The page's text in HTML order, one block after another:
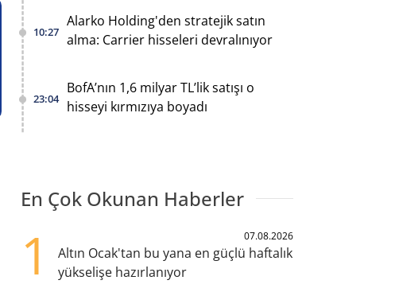
10:27
Alarko Holding'den stratejik satın
alma: Carrier hisseleri devralınıyor
23:04
BofA’nın 1,6 milyar TL’lik satışı o
hisseyi kırmızıya boyadı
En Çok Okunan Haberler
1 07.08.2026
Altın Ocak'tan bu yana en güçlü haftalık
yükselişe hazırlanıyor